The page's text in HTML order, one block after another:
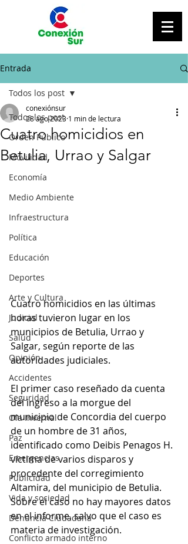
Entrada
Todos los post
Orden Público
Movilidad
Economía
Medio Ambiente
Infraestructura
Política
Educación
Deportes
Arte y Cultura
Judicial
Salud
Opinión
Accidentes
Seguridad
Ola Invernal
Paz
Emergencias
Publicidad
Vida y sociedad
Denuncia Ciudadana
Conflicto armado interno
Todos los post
Cuatro homicidios en
Betulia, Urrao y Salgar
conexiónsur
28 ago 2023 1 min de lectura
Cuatro homicidios en las últimas
horas tuvieron lugar en los
municipios de Betulia, Urrao y
Salgar, según reporte de las
autoridades judiciales.
El primer caso reseñado da cuenta
del ingreso a la morgue del
municipio de Concordia del cuerpo
de un hombre de 31 años,
identificado como Deibis Penagos H.
víctima de varios disparos y
procedente del corregimiento
Altamira, del municipio de Betulia.
Sobre el caso no hay mayores datos
en el informe, salvo que el caso es
materia de investigación.